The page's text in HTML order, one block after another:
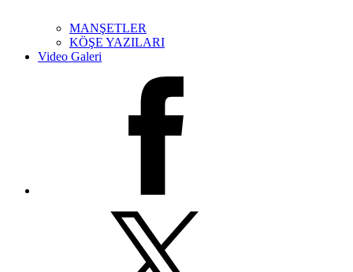
MANŞETLER
KÖŞE YAZILARI
Video Galeri